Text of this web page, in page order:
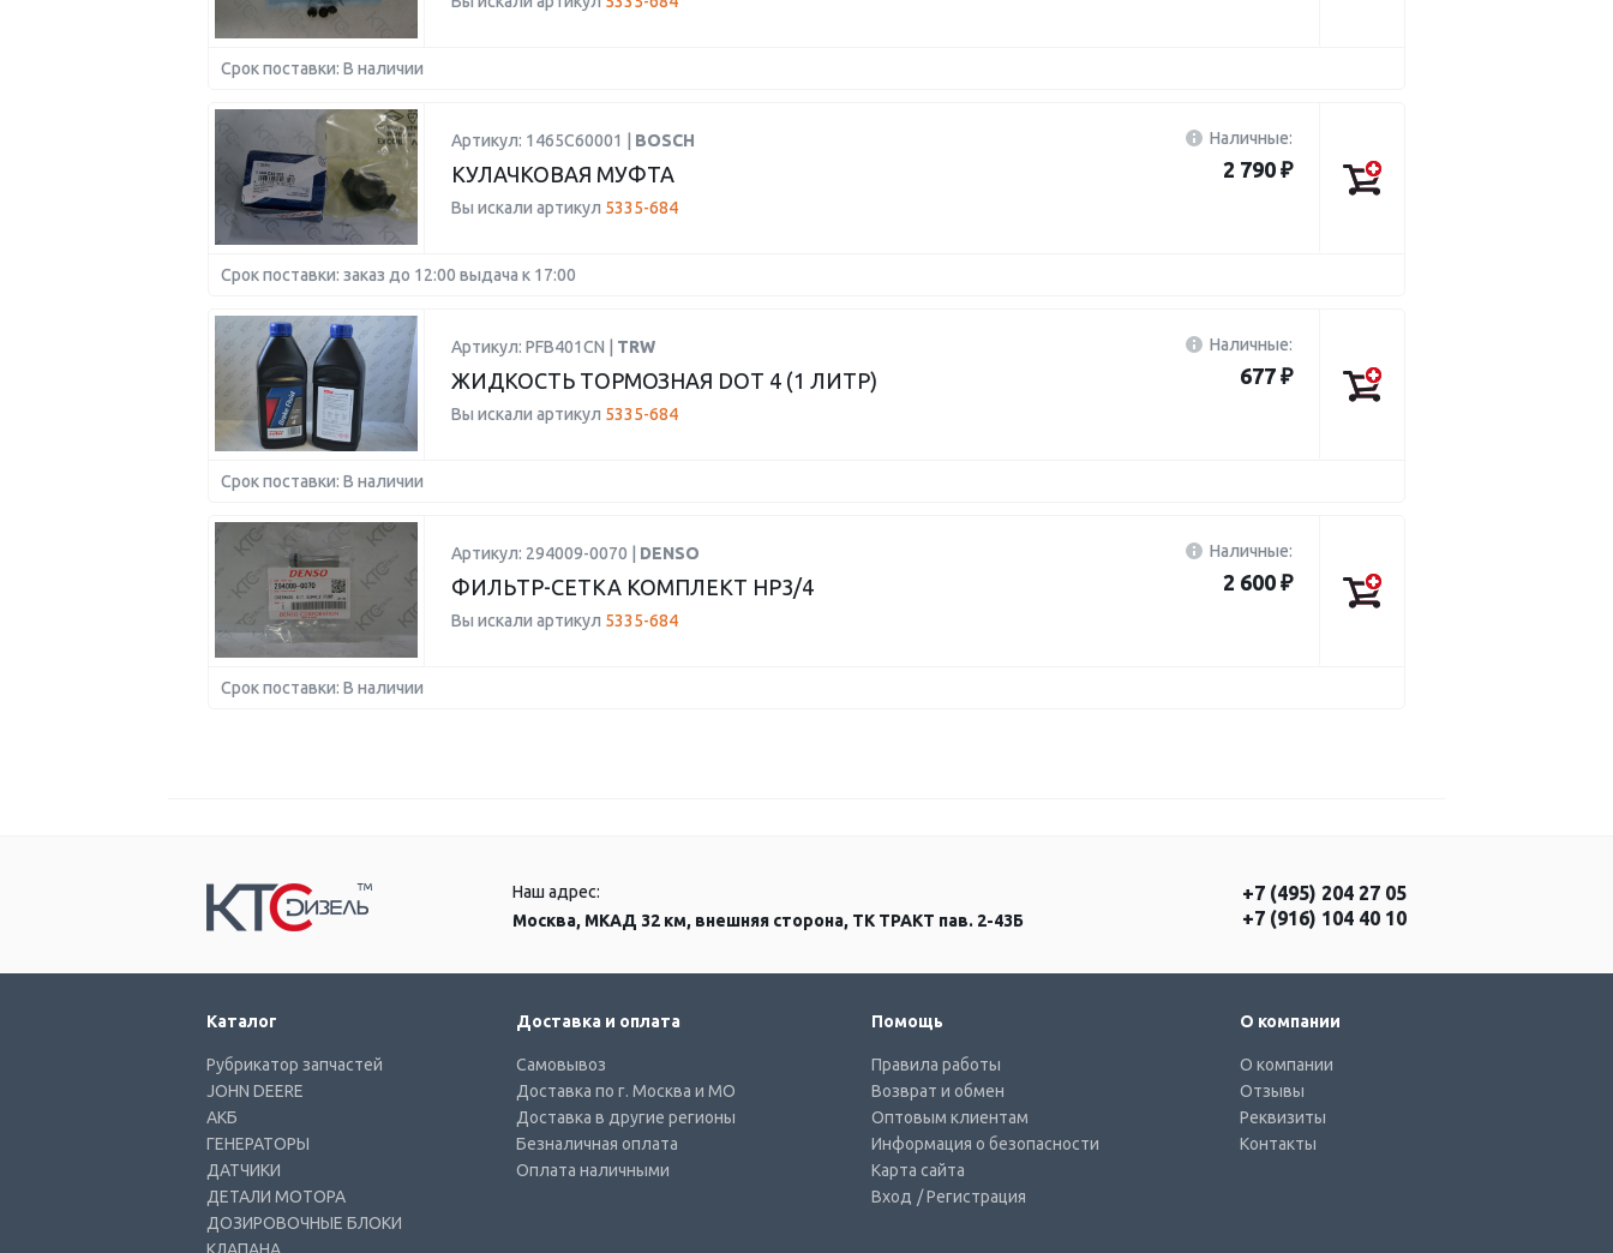
Срок поставки: В наличии
Артикул: 1465C60001 | BOSCH
КУЛАЧКОВАЯ МУФТА
Вы искали артикул 5335-684
Наличные:
2 790 ₽
Срок поставки: заказ до 12:00 выдача к 17:00
Артикул: PFB401CN | TRW
ЖИДКОСТЬ ТОРМОЗНАЯ DOT 4 (1 ЛИТР)
Вы искали артикул 5335-684
Наличные:
677 ₽
Срок поставки: В наличии
Артикул: 294009-0070 | DENSO
ФИЛЬТР-СЕТКА КОМПЛЕКТ HP3/4
Вы искали артикул 5335-684
Наличные:
2 600 ₽
Срок поставки: В наличии
Наш адрес:
Москва, МКАД 32 км, внешняя сторона, ТК ТРАКТ пав. 2-43Б
+7 (495) 204 27 05
+7 (916) 104 40 10
Каталог
Рубрикатор запчастей
JOHN DEERE
АКБ
ГЕНЕРАТОРЫ
ДАТЧИКИ
ДЕТАЛИ МОТОРА
ДОЗИРОВОЧНЫЕ БЛОКИ
Доставка и оплата
Самовывоз
Доставка по г. Москва и МО
Доставка в другие регионы
Безналичная оплата
Оплата наличными
Помощь
Правила работы
Возврат и обмен
Оптовым клиентам
Информация о безопасности
Карта сайта
Вход / Регистрация
О компании
О компании
Отзывы
Реквизиты
Контакты